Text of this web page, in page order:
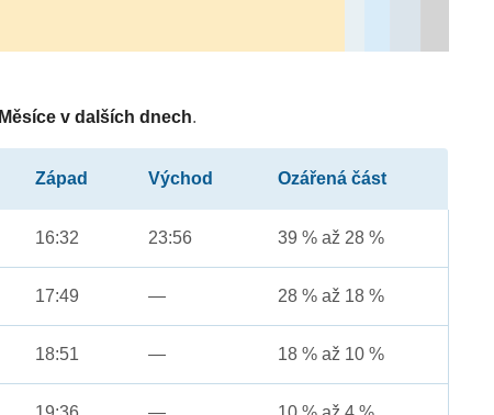
Měsíce v dalších dnech.
Západ Východ Ozářená část
16:32 23:56 39 % až 28 %
17:49 — 28 % až 18 %
18:51 — 18 % až 10 %